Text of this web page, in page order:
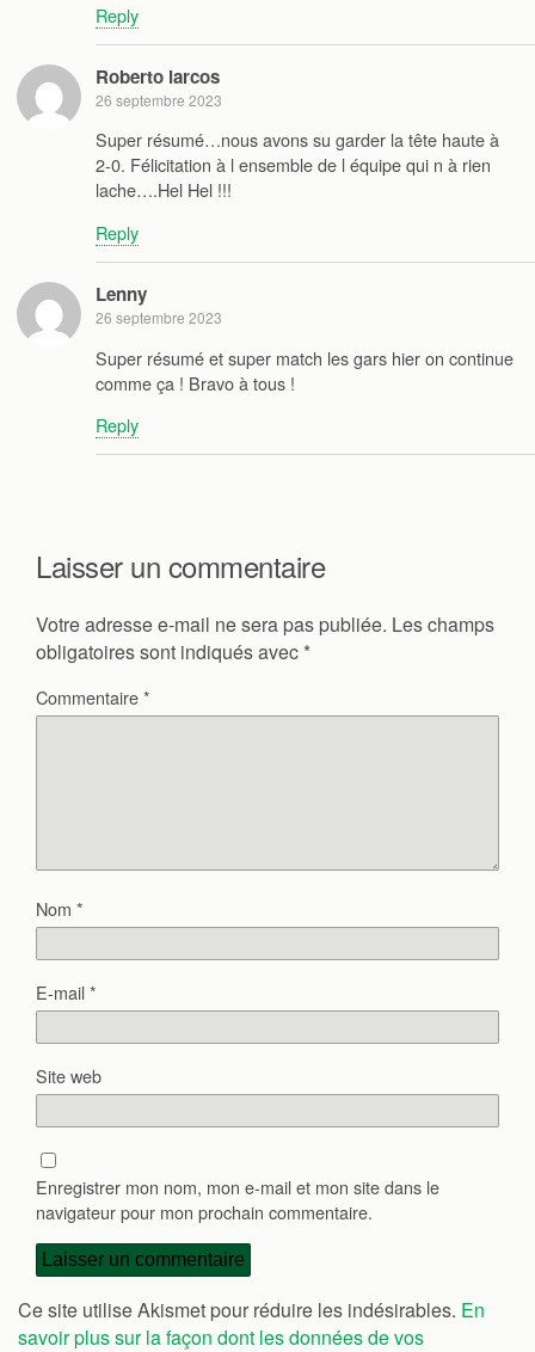
Reply
Roberto larcos
26 septembre 2023
Super résumé…nous avons su garder la tête haute à
2-0. Félicitation à l ensemble de l équipe qui n à rien
lache….Hel Hel !!!
Reply
Lenny
26 septembre 2023
Super résumé et super match les gars hier on continue
comme ça ! Bravo à tous !
Reply
Laisser un commentaire
Votre adresse e-mail ne sera pas publiée. Les champs
obligatoires sont indiqués avec *
Commentaire*
Nom *
E-mail*
Site web
Enregistrer mon nom, mon e-mail et mon site dans le
navigateur pour mon prochain commentaire.
Ce site utilise Akismet pour réduire les indésirables. En
savoir plus sur la façon dont les données de vos